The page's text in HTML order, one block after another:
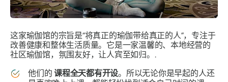
这家瑜伽馆的宗旨是“将真正的瑜伽带给真正的人”，专注于
改善健康和整体生活质量。它是一家温馨的、本地经营的
社区瑜伽馆，氛围友好，让人宾至如归。.
他们的课程全天都有开设。所以无论你是早起的人还